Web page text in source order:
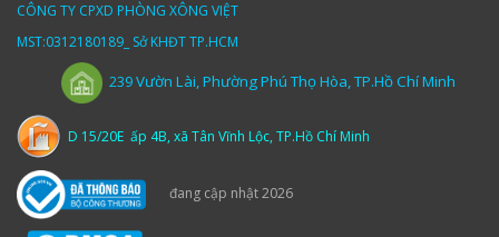
CÔNG TY CPXD PHÒNG XÔNG VIỆT
MST:0312180189_ Sở KHĐT TP.HCM
239Vườn Lài,Phường Phú Thọ Hòa, TP.Hồ Chí Minh
D 15/20E ấp 4B, xã Tân Vĩnh Lộc, TP.Hồ Chí Minh
đang cập nhật 2026